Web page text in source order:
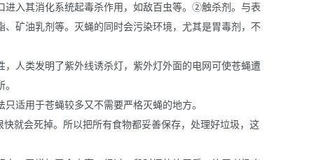
入其消化系统起毒杀作用，如敌百虫等。②触杀剂。与表
矿油乳剂等。灭蝇的同时会污染环境，尤其是胃毒剂，不
人类发明了紫外线诱杀灯，紫外灯外面的电网可使苍蝇遭
。
适用于苍蝇较多又不需要严格灭蝇的地方。
就会死掉。所以把所有食物都妥善保存，处理好垃圾，这